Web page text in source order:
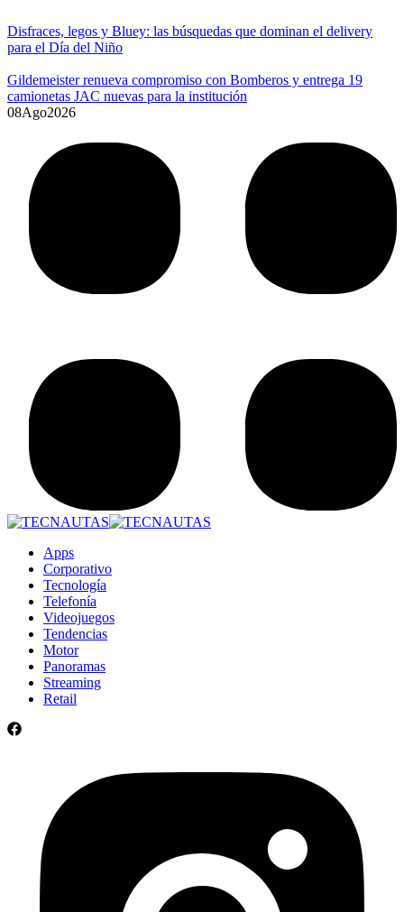
Disfraces, legos y Bluey: las búsquedas que dominan el delivery
para el Día del Niño
Gildemeister renueva compromiso con Bomberos y entrega 19
camionetas JAC nuevas para la institución
08Ago2026
Apps
Corporativo
Tecnología
Telefonía
Videojuegos
Tendencias
Motor
Panoramas
Streaming
Retail